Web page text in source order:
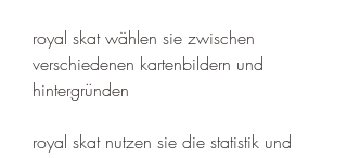
royal skat wählen sie zwischen
verschiedenen kartenbildern und
hintergründen
royal skat nutzen sie die statistik und